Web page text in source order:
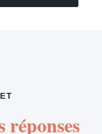
réponses